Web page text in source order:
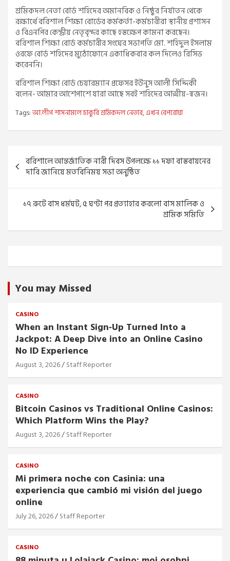
শ্রমিকদল নেতা বোর্ড শহিদের অমানবিক ও নিষ্ঠুর নির্যাতন থেকে
রক্ষার্থে বরিশাল শিক্ষা বোর্ডের কর্মকর্তা-কর্মচারীরা স্থানীয় প্রশাসন
ও বিএনপির কেন্দ্রীয় নেতৃবৃন্দর কাছে হস্তক্ষেপ কামনা করছেন।
বরিশাল শিক্ষা বোর্ড কর্মচারীর সংঘের সভাপতি মো. শহিদুল ইসলাম
ওরফে বোর্ড শহিদের মুঠোফোনে একাধিকবার কল দিলেও রিসিভ
করেননি।
বরিশাল শিক্ষা বোর্ড চেয়ারম্যান প্রফেসর ইউনুস আলী সিদ্দিকী
বলেন- আমার আশেপাশে যারা আছে সবই শহিদের আত্মীয়-স্বজন।
Tags:আ.লীগ শাসনামলে চাকুরি শ্রমিকদল নেতার,এখন বেপরোয়া
Post
navigation
বরিশালে আন্তর্জাতিক নারী দিবস উপলক্ষে ১১ দফা বাস্তবায়নের
দাবি জানিয়ে মতবিনিময় সভা অনুষ্ঠিত
১৭ রুটে বাস ধর্মঘট, ৫ ঘণ্টা পর প্রত্যাহার করলো বাস মালিক ও
শ্রমিক সমিতি
You may Missed
CASINO
When an Instant Sign‑Up Turned Into a
Jackpot: A Deep Dive into an Online Casino
No ID Experience
August 3, 2026 Staff Reporter
CASINO
Bitcoin Casinos vs Traditional Online Casinos:
Which Platform Wins the Play?
August 3, 2026 Staff Reporter
CASINO
Mi primera noche con Casinia: una
experiencia que cambió mi visión del juego
online
July 26, 2026 Staff Reporter
CASINO